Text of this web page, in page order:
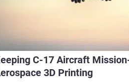
C-17 Aircraft
3D Printing